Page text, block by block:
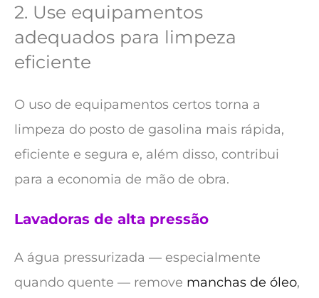
2. Use equipamentos
adequados para limpeza
eficiente
O uso de equipamentos certos torna a
limpeza do posto de gasolina mais rápida,
eficiente e segura e, além disso, contribui
para a economia de mão de obra.
Lavadoras de alta pressão
A água pressurizada — especialmente
quando quente — remove manchas de óleo,